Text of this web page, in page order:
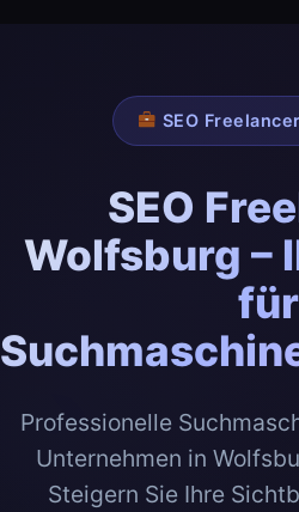
SEO
SEO
Wolfsburg –
für
Professionelle
Unternehmen in
Steigern Sie Ihre